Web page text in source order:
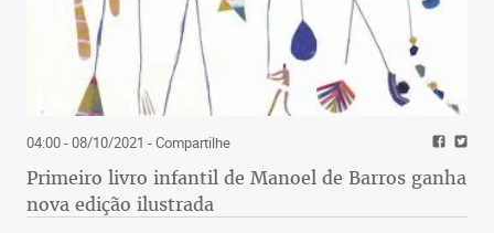
04:00 - 08/10/2021 - Compartilhe
Primeiro livro infantil de Manoel de Barros ganha
nova edição ilustrada